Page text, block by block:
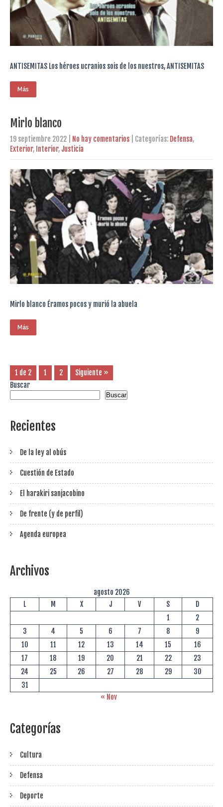
ANTISEMITAS Los héroes ucranios sois de los nuestros, ANTISEMITAS
Más
Mirlo blanco
19 septiembre 2022 No hay comentarios | Categorías: Defensa,
Exterior, Interior, Justicia
Mirlo blanco Éramos pocos y murió la abuela
Más
1 de 2 1 2
Siguiente »
Buscar
Buscar
Recientes
De la ley al obús
Cuestión de Estado
El harakiri sanjacobino
De frente (y de perfil)
Agenda europea
Archivos
agosto 2026
L
M X J V S
D
1
2
3
4 5 6 7 8
9
10
11 12 13 14 15
16
17
18 19 20 21 22
23
24
25 26 27 28 29
30
31
« Nov
Categorías
Cultura
Defensa
Deporte